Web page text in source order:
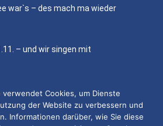
war`s – des mach ma wieder
– und wir singen mit
7. Juli 2025 nach Tallinn
verwendet Cookies, um Dienste
der Website zu verbessern und
Informationen darüber, wie Sie diese